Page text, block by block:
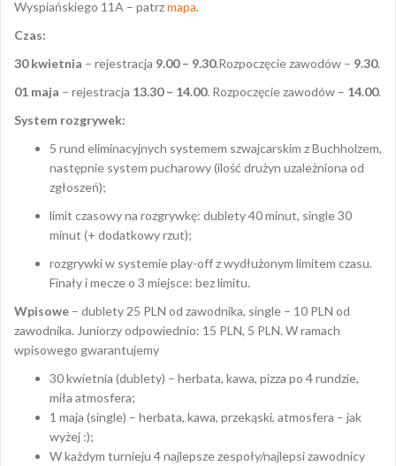
Wyspiańskiego 11A – patrzmapa.
Czas:
30 kwietnia – rejestracja 9.00 – 9.30.Rozpoczęcie zawodów – 9.30.
01 maja – rejestracja 13.30 – 14.00. Rozpoczęcie zawodów – 14.00.
System rozgrywek:
5 rund eliminacyjnych systemem szwajcarskim z Buchholzem,
następnie system pucharowy (ilość drużyn uzależniona od
zgłoszeń);
limit czasowy na rozgrywkę: dublety 40 minut, single 30
minut (+ dodatkowy rzut);
rozgrywki w systemie play-off z wydłużonym limitem czasu.
Finały i mecze o 3 miejsce: bez limitu.
Wpisowe – dublety 25 PLN od zawodnika, single – 10 PLN od
zawodnika. Juniorzy odpowiednio: 15 PLN, 5 PLN. W ramach
wpisowego gwarantujemy
30 kwietnia (dublety) – herbata, kawa, pizza po 4 rundzie,
miła atmosfera;
1 maja (single) – herbata, kawa, przekąski, atmosfera – jak
wyżej :);
W każdym turnieju 4 najlepsze zespoły/najlepsi zawodnicy